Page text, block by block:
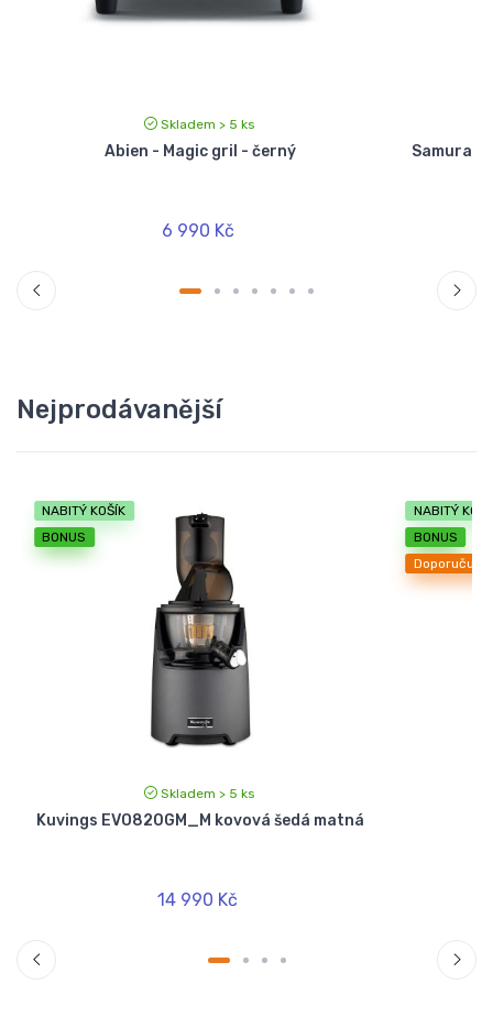
Skladem > 5 ks
Abien - Magic gril - černý
6 990 Kč
Samura
Nejprodávanější
NABITÝ KOŠÍK
BONUS
Skladem > 5 ks
Kuvings EVO820GM_M kovová šedá matná
14 990 Kč
NABITÝ
BONUS